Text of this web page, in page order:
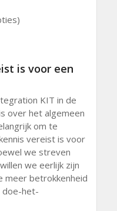
is voor een
KIT in de
over het algemeen
om te
vereist is voor
we streven
we eerlijk zijn
meer betrokkenheid
doe-het-